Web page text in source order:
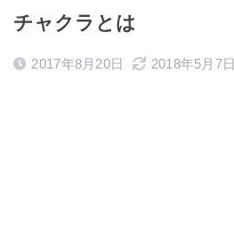
チャクラとは
2017年8月20日 2018年5月7日